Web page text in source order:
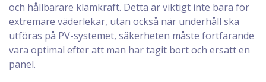
och hållbarare klämkraft. Detta är viktigt inte bara för
extremare väderlekar, utan också när underhåll ska
utföras på PV-systemet, säkerheten måste fortfarande
vara optimal efter att man har tagit bort och ersatt en
panel.